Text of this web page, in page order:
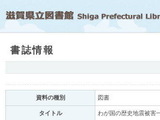
書誌情報
資料の種別 図書
タイトル｡ わが国の歴史地震被害